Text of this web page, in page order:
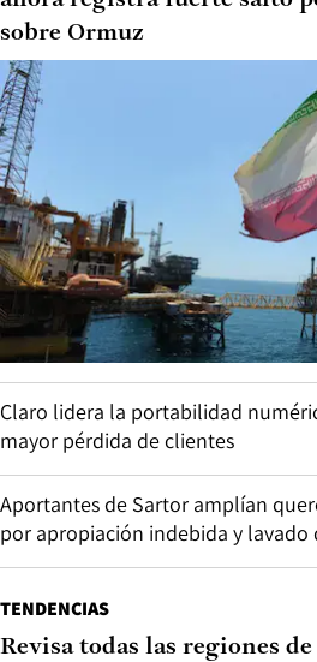
sobre Ormuz
Claro lidera la portabilidad
mayor pérdida de clientes
Aportantes de Sartor amplían
por apropiación indebida y lavado
TENDENCIAS
Revisa todas las regiones